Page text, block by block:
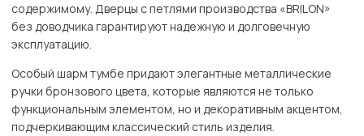
содержимому. Дверцы с петлями производства «BRILON»
без доводчика гарантируют надежную и долговечную
эксплуатацию.
Особый шарм тумбе придают элегантные металлические
ручки бронзового цвета, которые являются не только
функциональным элементом, но и декоративным акцентом,
подчеркивающим классический стиль изделия.